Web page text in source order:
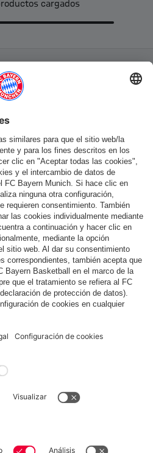
cargados